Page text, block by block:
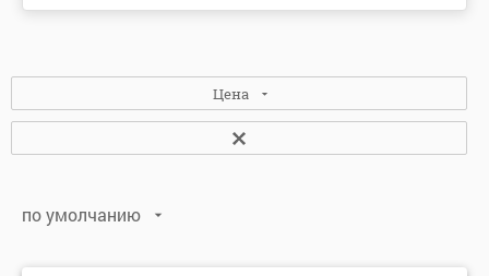
Цена
по умолчанию